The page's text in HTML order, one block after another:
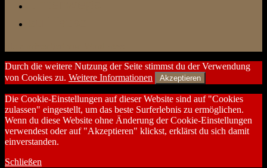
Durch die weitere Nutzung der Seite stimmst du der Verwendung
von Cookies zu. Weitere Informationen Akzeptieren
Die Cookie-Einstellungen auf dieser Website sind auf "Cookies
zulassen" eingestellt, um das beste Surferlebnis zu ermöglichen.
Wenn du diese Website ohne Änderung der Cookie-Einstellungen
verwendest oder auf "Akzeptieren" klickst, erklärst du sich damit
einverstanden.
Schließen